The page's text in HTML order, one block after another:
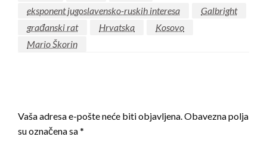
eksponent jugoslavensko-ruskih interesa
Galbright
građanski rat
Hrvatska
Kosovo
Mario Škorin
Vaša adresa e-pošte neće biti objavljena. Obavezna polja
su označena sa*